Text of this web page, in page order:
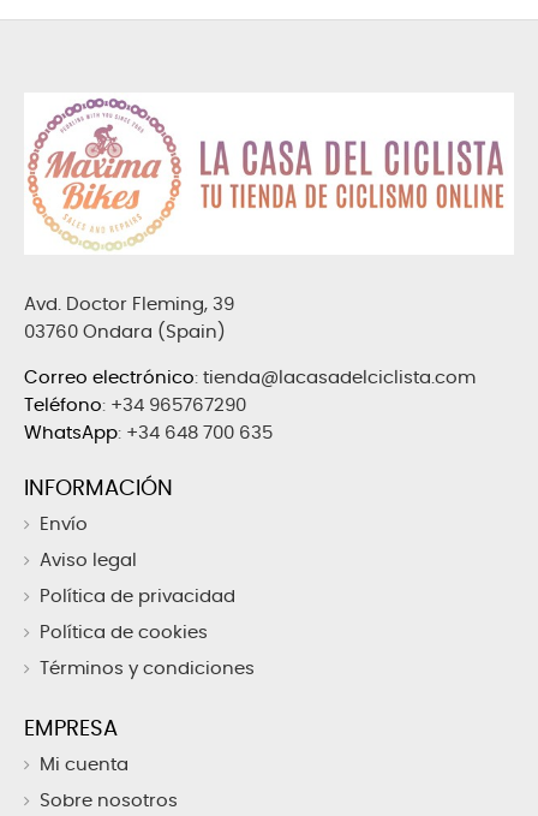
Avd. Doctor Fleming, 39
03760 Ondara (Spain)
Correo electrónico: tienda@lacasadelciclista.com
Teléfono: +34 965767290
WhatsApp: +34 648 700 635
INFORMACIÓN
Envío
Aviso legal
Política de privacidad
Política de cookies
Términos y condiciones
EMPRESA
Mi cuenta
Sobre nosotros